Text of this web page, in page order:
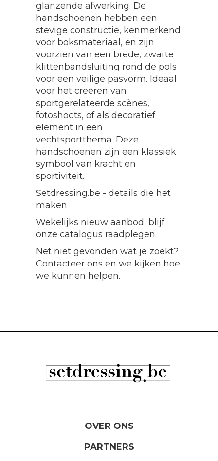
glanzende afwerking. De
handschoenen hebben een
stevige constructie, kenmerkend
voor boksmateriaal, en zijn
voorzien van een brede, zwarte
klittenbandsluiting rond de pols
voor een veilige pasvorm. Ideaal
voor het creëren van
sportgerelateerde scènes,
fotoshoots, of als decoratief
element in een
vechtsportthema. Deze
handschoenen zijn een klassiek
symbool van kracht en
sportiviteit.
Setdressing.be - details die het
maken
Wekelijks nieuw aanbod, blijf
onze catalogus raadplegen.
Net niet gevonden wat je zoekt?
Contacteer ons en we kijken hoe
we kunnen helpen.
OVER ONS
PARTNERS